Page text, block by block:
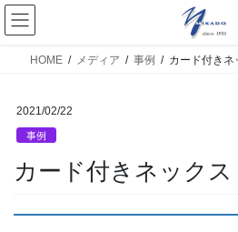
HOME メディア 事例 カード付き
2021/02/22
事例
カード付きネック